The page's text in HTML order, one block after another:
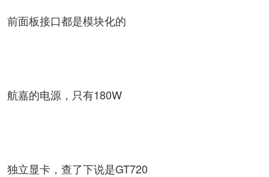
前面板接口都是模块化的
航嘉的电源，只有180W
独立显卡，查了下说是GT720